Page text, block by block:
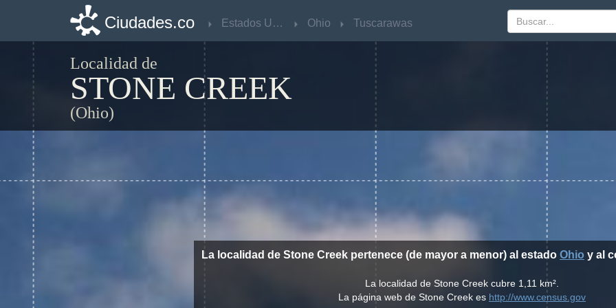
Ciudades.co Estados Unidos Ohio Tuscarawas
Localidad de
STONE CREEK
(Ohio)
La localidad de Stone Creek pertenece (de mayor a menor) al estado Ohio y al
La localidad de Stone Creek cubre 1,11 km².
La página web de Stone Creek es http://www.census.gov
Ciudades.co Estados Unidos Ohio Tuscarawas